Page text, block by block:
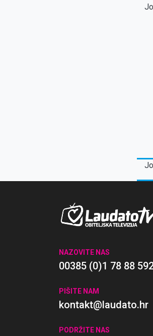
NAZOVITE NAS
00385 (0)1 78 88
PIŠITE NAM
kontakt@laudato.hr
PODRŽITE NAS